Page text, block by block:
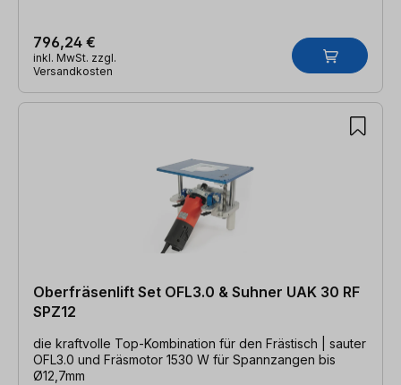
796,24 €
inkl. MwSt. zzgl.
Versandkosten
Oberfräsenlift Set OFL3.0 & Suhner UAK 30 RF
SPZ12
die kraftvolle Top-Kombination für den Frästisch | sauter
OFL3.0 und Fräsmotor 1530 W für Spannzangen bis
Ø12,7mm